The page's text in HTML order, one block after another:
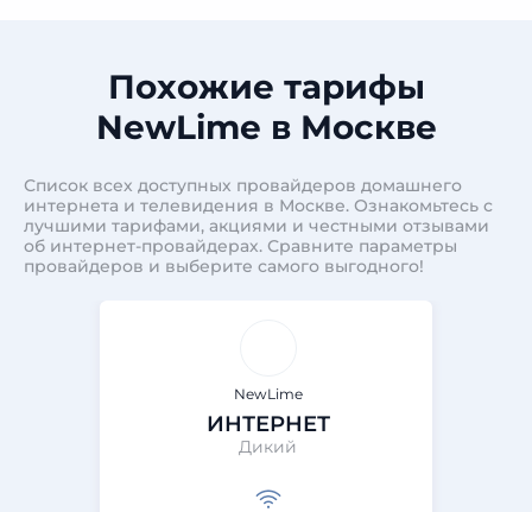
Похожие тарифы
NewLime в Москве
Список всех доступных провайдеров домашнего
интернета и телевидения в Москве. Ознакомьтесь с
лучшими тарифами, акциями и честными отзывами
об интернет-провайдерах. Сравните параметры
провайдеров и выберите самого выгодного!
NewLime
ИНТЕРНЕТ
Дикий